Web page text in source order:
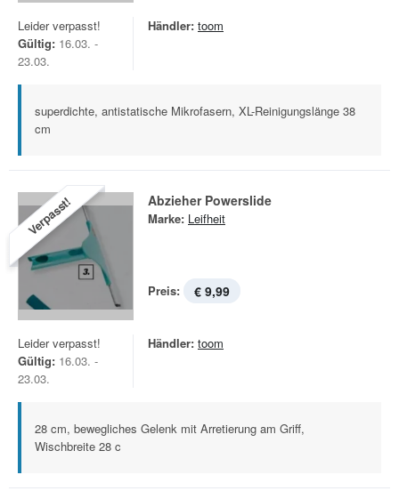
Leider verpasst!
Gültig: 16.03. -
23.03.
Händler: toom
superdichte, antistatische Mikrofasern, XL-Reinigungslänge 38
cm
Verpasst! Abzieher Powerslide
Marke: Leifheit
Preis: € 9,99
Leider verpasst!
Gültig: 16.03. -
23.03.
Händler: toom
28 cm, bewegliches Gelenk mit Arretierung am Griff,
Wischbreite 28 c